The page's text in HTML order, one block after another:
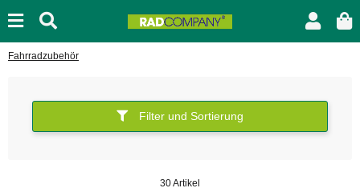
Fahrradzubehör
Filter und Sortierung
30 Artikel